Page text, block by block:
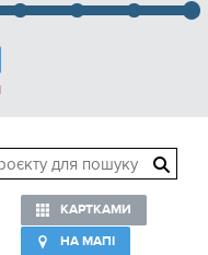
КАРТКАМИ
НА МАПІ